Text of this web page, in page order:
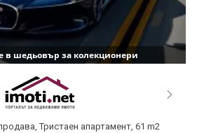
в шедьовър за колекционери
Тристаен апартамент, 61 m2